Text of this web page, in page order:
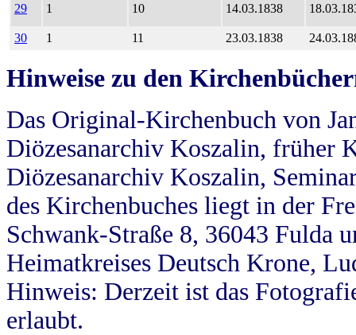
29 1 10 14.03.1838
30 1 11 23.03.1838
Hinweise zu den
Das Original-Kirchenbuch von
Diözesanarchiv Koszalin, früher
Diözesanarchiv Koszalin,
des Kirchenbuches liegt in der
Schwank-Straße 8, 36043 Fulda
Heimatkreises Deutsch Krone,
Hinweis: Derzeit ist das
erlaubt.